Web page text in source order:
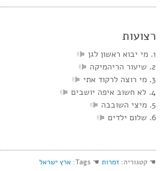
רצועות
1. מי יבוא ראשון לגן
2. שיעור הריהמיקה
3. מי רוצה לרקוד אתי
4. לא חשוב איפה יושבים
5. מיצי השובבה
6. שלום ילדים
☚ קטגוריה: זמרות ☚ Tags: ארץ ישראל